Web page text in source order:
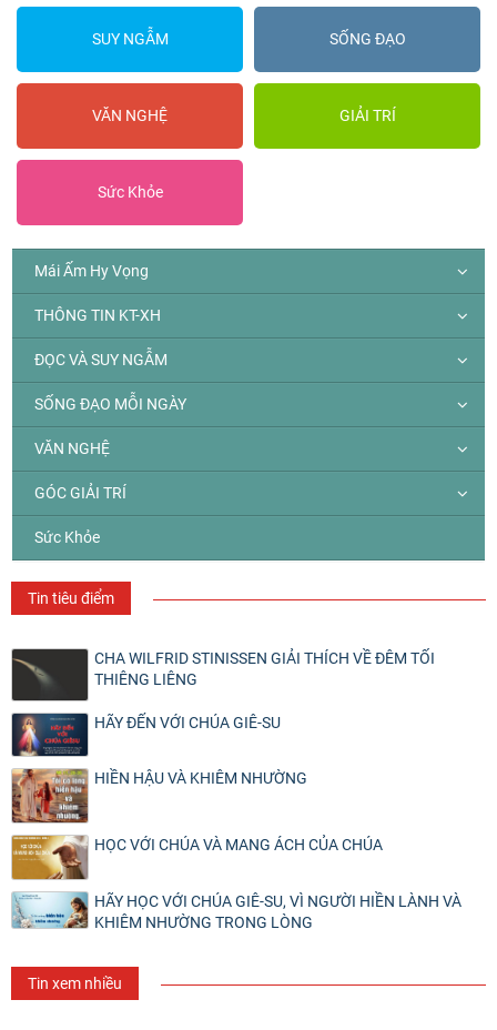
SUY NGẪM SỐNG ĐẠO
VĂN NGHỆ GIẢI TRÍ
Sức Khỏe
Mái Ấm Hy Vọng
THÔNG TIN KT-XH
ĐỌC VÀ SUY NGẪM
SỐNG ĐẠO MỖI NGÀY
VĂN NGHỆ
GÓC GIẢI TRÍ
Sức Khỏe
Tin tiêu điểm
CHA WILFRID STINISSEN GIẢI THÍCH VỀ ĐÊM TỐI
THIÊNG LIÊNG
HÃY ĐẾN VỚI CHÚA GIÊ-SU
HIỀN HẬU VÀ KHIÊM NHƯỜNG
HỌC VỚI CHÚA VÀ MANG ÁCH CỦA CHÚA
HÃY HỌC VỚI CHÚA GIÊ-SU, VÌ NGƯỜI HIỀN LÀNH VÀ
KHIÊM NHƯỜNG TRONG LÒNG
Tin xem nhiều